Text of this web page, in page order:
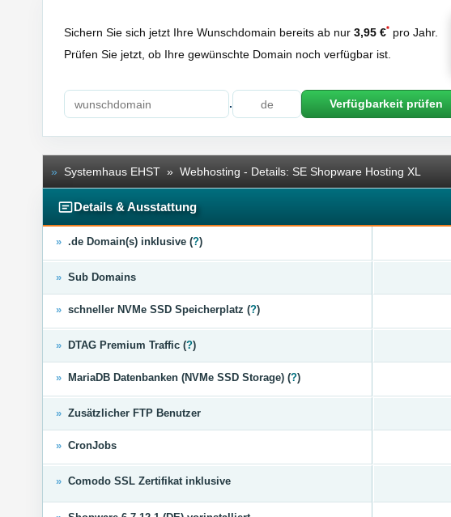
Sichern Sie sich jetzt Ihre Wunschdomain bereits ab nur 3,95 €* pro Jahr.
Prüfen Sie jetzt, ob Ihre gewünschte Domain noch verfügbar ist.
. Verfügbarkeit prüfen
» Systemhaus EHST » Webhosting - Details: SE Shopware Hosting XL
Details & Ausstattung
» .de Domain(s) inklusive (?)
» Sub Domains
» schneller NVMe SSD Speicherplatz (?)
» DTAG Premium Traffic (?)
» MariaDB Datenbanken (NVMe SSD Storage) (?)
» Zusätzlicher FTP Benutzer
» CronJobs
» Comodo SSL Zertifikat inklusive